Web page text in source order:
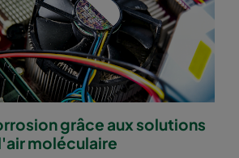
grâce aux solutions
moléculaire